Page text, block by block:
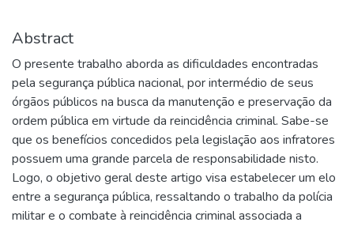
Abstract
O presente trabalho aborda as dificuldades encontradas
pela segurança pública nacional, por intermédio de seus
órgãos públicos na busca da manutenção e preservação da
ordem pública em virtude da reincidência criminal. Sabe-se
que os benefícios concedidos pela legislação aos infratores
possuem uma grande parcela de responsabilidade nisto.
Logo, o objetivo geral deste artigo visa estabelecer um elo
entre a segurança pública, ressaltando o trabalho da polícia
militar e o combate à reincidência criminal associada a